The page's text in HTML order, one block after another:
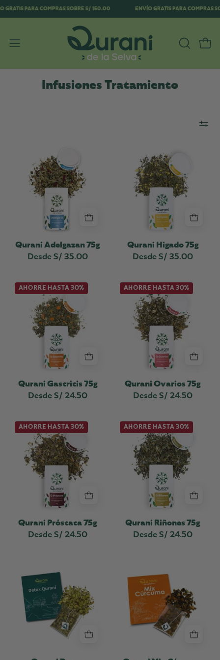
Saltar
al
GRATIS PARA COMPRAS SOBRE S/ 150.00 ENVÍO GRATIS PARA
Abrir
navegación
ABRIR
Infusiones Tratamiento
Adelgazan
75g
Qurani Adelgazan 75g
Desde S/ 35.00
Higado
75g
Qurani Higado 75g
Desde S/ 35.00
Qurani
Gastritis
75g
AHORRE HASTA 30%
Qurani Gastritis 75g
Desde S/ 24.50
Qurani
Ovarios
75g
AHORRE HASTA 30%
Qurani Ovarios 75g
Desde S/ 24.50
Qurani
Próstata
75g
AHORRE HASTA 30%
Qurani Próstata 75g
Desde S/ 24.50
Qurani
Riñones
75g
AHORRE HASTA 30%
Qurani Riñones 75g
Desde S/ 24.50
Detox
Mix
Cúrcuma